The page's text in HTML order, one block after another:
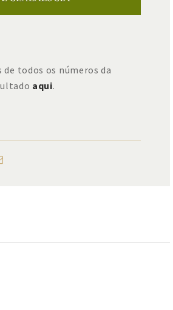
todos os números da
aqui.